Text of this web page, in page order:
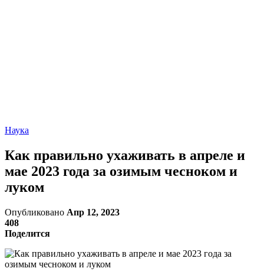
Наука
Как правильно ухаживать в апреле и
мае 2023 года за озимым чесноком и
луком
Опубликовано Апр 12, 2023
408
Поделится